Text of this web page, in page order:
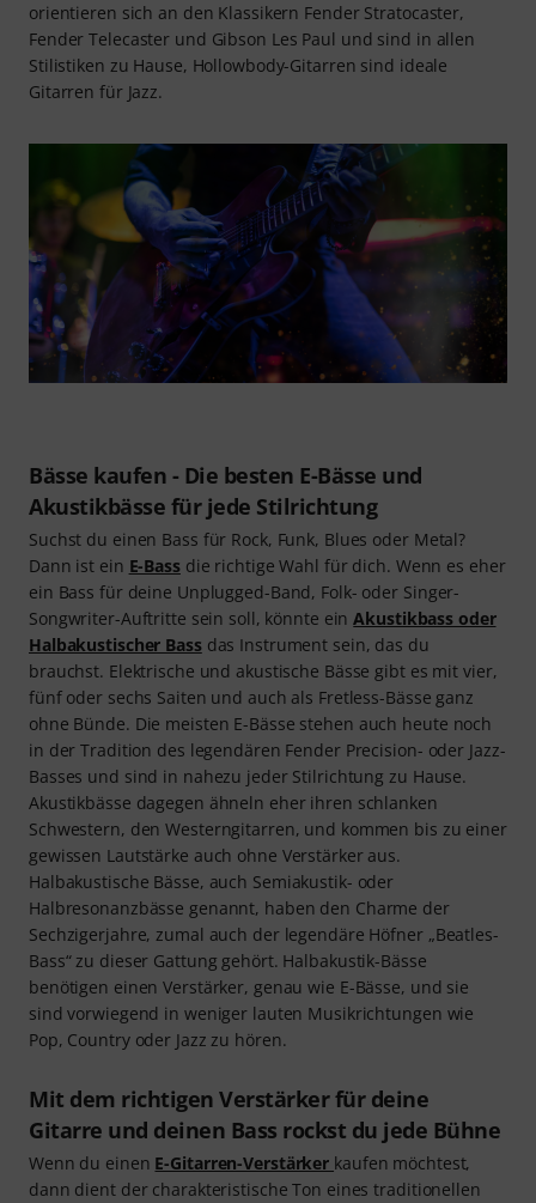
orientieren sich an den Klassikern Fender Stratocaster,
Fender Telecaster und Gibson Les Paul und sind in allen
Stilistiken zu Hause, Hollowbody-Gitarren sind ideale
Gitarren für Jazz.
Bässe kaufen - Die besten E-Bässe und
Akustikbässe für jede Stilrichtung
Suchst du einen Bass für Rock, Funk, Blues oder Metal?
Dann ist ein E-Bassdie richtige Wahl für dich. Wenn es eher
ein Bass für deine Unplugged-Band, Folk- oder Singer-
Songwriter-Auftritte sein soll, könnte einAkustikbass oder
Halbakustischer Bassdas Instrument sein, das du
brauchst. Elektrische und akustische Bässe gibt es mit vier,
fünf oder sechs Saiten und auch als Fretless-Bässe ganz
ohne Bünde. Die meisten E-Bässe stehen auch heute noch
in der Tradition des legendären Fender Precision- oder Jazz-
Basses und sind in nahezu jeder Stilrichtung zu Hause.
Akustikbässe dagegen ähneln eher ihren schlanken
Schwestern, den Westerngitarren, und kommen bis zu einer
gewissen Lautstärke auch ohne Verstärker aus.
Halbakustische Bässe, auch Semiakustik- oder
Halbresonanzbässe genannt, haben den Charme der
Sechzigerjahre, zumal auch der legendäre Höfner „Beatles-
Bass“ zu dieser Gattung gehört. Halbakustik-Bässe
benötigen einen Verstärker, genau wie E-Bässe, und sie
sind vorwiegend in weniger lauten Musikrichtungen wie
Pop, Country oder Jazz zu hören.
Mit dem richtigen Verstärker für deine
Gitarre und deinen Bass rockst du jede Bühne
Wenn du einen E-Gitarren-Verstärker kaufen möchtest,
dann dient der charakteristische Ton eines traditionellen